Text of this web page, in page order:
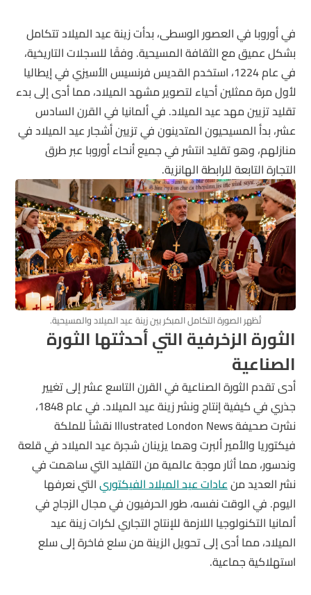
في أوروبا في العصور الوسطى، بدأت زينة عيد الميلاد تتكامل
بشكل عميق مع الثقافة المسيحية. وفقًا للسجلات التاريخية،
في عام 1224، استخدم القديس فرنسيس الأسيزي في إيطاليا
لأول مرة ممثلين أحياء لتصوير مشهد الميلاد، مما أدى إلى بدء
تقليد تزيين مهد عيد الميلاد. في ألمانيا في القرن السادس
عشر، بدأ المسيحيون المتدينون في تزيين أشجار عيد الميلاد في
منازلهم، وهو تقليد انتشر في جميع أنحاء أوروبا عبر طرق
التجارة التابعة للرابطة الهانزية.
تُظهر الصورة التكامل المبكر بين زينة عيد الميلاد والمسيحية.
الثورة الزخرفية التي أحدثتها الثورة
الصناعية
أدى تقدم الثورة الصناعية في القرن التاسع عشر إلى تغيير
جذري في كيفية إنتاج ونشر زينة عيد الميلاد. في عام 1848،
نشرت صحيفة Illustrated London News نقشاً للملكة
فيكتوريا والأمير ألبرت وهما يزينان شجرة عيد الميلاد في قلعة
وندسور، مما أثار موجة عالمية من التقليد التي ساهمت في
نشر العديد منعادات عيد الميلاد الفيكتوريالتي نعرفها
اليوم. في الوقت نفسه، طور الحرفيون في مجال الزجاج في
ألمانيا التكنولوجيا اللازمة للإنتاج التجاري لكرات زينة عيد
الميلاد، مما أدى إلى تحويل الزينة من سلع فاخرة إلى سلع
استهلاكية جماعية.